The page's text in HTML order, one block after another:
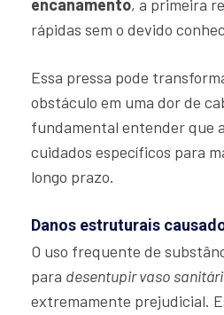
encanamento, a primeira
rápidas sem o devido
Essa pressa pode
obstáculo em uma dor de
fundamental entender que
cuidados específicos para
longo prazo.
Danos estruturais
O uso frequente de
para desentupir vaso
extremamente prejudicial.